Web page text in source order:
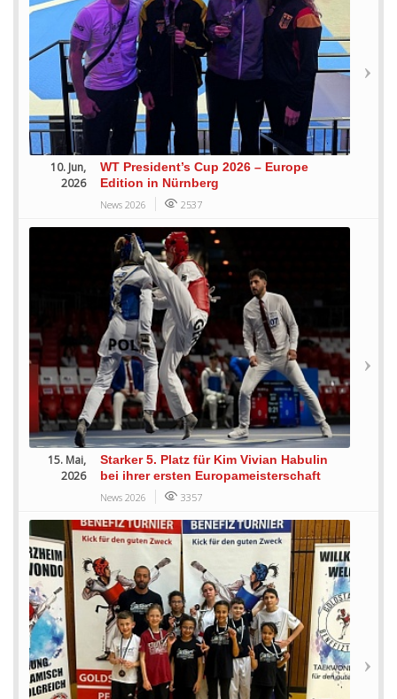
10. Jun,
2026
WT President’s Cup 2026 – Europe
Edition in Nürnberg
News 2026 2537
15. Mai,
2026
Starker 5. Platz für Kim Vivian Habulin
bei ihrer ersten Europameisterschaft
News 2026 3357